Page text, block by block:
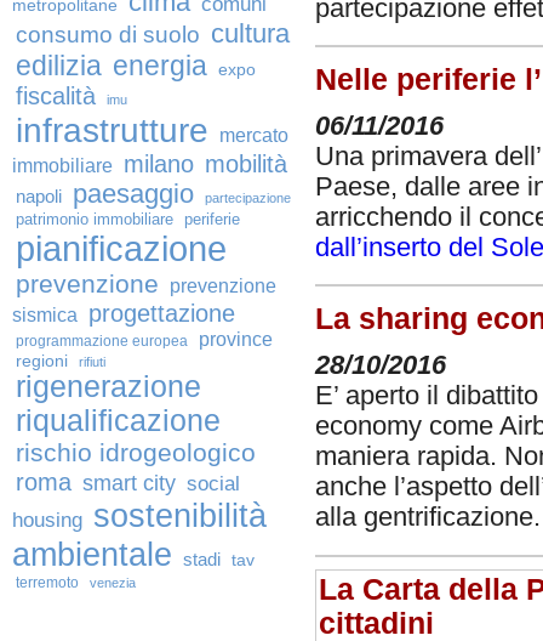
metropolitane
consumo di suolo cultura
edilizia energia expo
fiscalità imu
infrastrutture
mercato
immobiliare milano mobilità
napoli paesaggio partecipazione
patrimonio immobiliare periferie
pianificazione
prevenzione
prevenzione
sismica
progettazione
programmazione europea province
regioni rifiuti
rigenerazione
riqualificazione
rischio idrogeologico
roma smart city social
housing sostenibilità
ambientale stadi tav
terremoto venezia
partecipazione
Nelle periferie
06/11/2016
Una primavera
Paese, dalle aree
arricchendo il
dall’inserto del
La sharing
28/10/2016
E’ aperto il
economy come
maniera rapida.
anche l’aspetto
alla
La Carta della
cittadini